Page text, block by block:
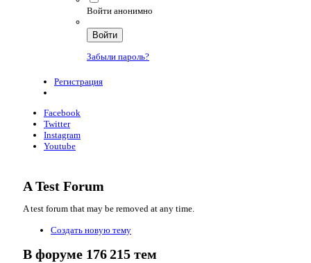
Войти анонимно
Войти
Забыли пароль?
Регистрация
Facebook
Twitter
Instagram
Youtube
A Test Forum
A test forum that may be removed at any time.
Создать новую тему
В форуме 176 215 тем